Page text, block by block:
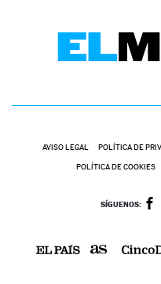
AVISO LEGAL POLÍTICA DE
POLÍTICA DE COOKIES
SÍGUENOS: